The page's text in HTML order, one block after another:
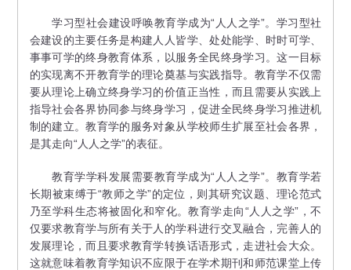
学习型社会建设呼唤教育学成为“人人之学”。学习型社
会建设的主要任务是构建人人皆学、处处能学、时时可学、
事事可学的终身教育体系，以服务全民终身学习。这一目标
的实现离不开教育学的理论奠基与实践指导。教育学不仅需
要从理论上确立终身学习的价值正当性，而且需要从实践上
指导社会各界协同参与终身学习，促进全民终身学习推进机
制的建立。教育学的服务对象从学校师生扩展至社会各界，
是其走向“人人之学”的表征。
教育学学科发展需要教育学成为“人人之学”。教育学若
长期被束缚于“教师之学”的定位，则其研究议题、理论范式
乃至学科生态将被固化和窄化。教育学走向“人人之学”，不
仅要求教育学与所有关于人的学科进行交叉融合，完善人的
发展理论，而且要求教育学转换话语形式，走进社会大众。
这就意味着教育学知识不应限于在学术期刊和师范课堂上传